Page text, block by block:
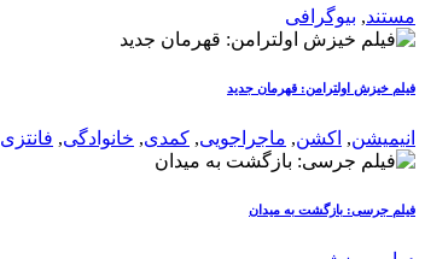
مستند, بیوگرافی
فیلم خیزش اولترامن: قهرمان جدید
انیمیشن, اکشن, ماجراجویی, کمدی, خانوادگی, فانتزی
فیلم جرسی: بازگشت به میدان